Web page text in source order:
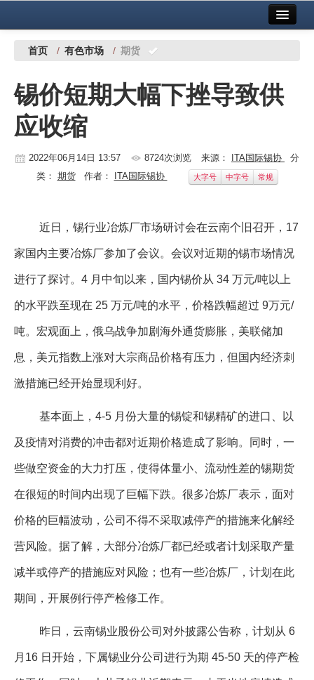
中国有色金属报社主办 广告服务
铜镍铅锌
铝
稀有稀土
地矿 建设
党建工作
企业文化
《资源再生》杂志
行情报价
数字报
首页 / 有色市场 / 期货
锡价短期大幅下挫导致供
应收缩
2022年06月14日 13:57 8724次浏览 来源： ITA国际锡协
分
类： 期货作者： ITA国际锡协 大字号 中字号 常规
近日，锡行业冶炼厂市场研讨会在云南个旧召开，17
家国内主要冶炼厂参加了会议。会议对近期的锡市场情况
进行了探讨。4 月中旬以来，国内锡价从 34 万元/吨以上
的水平跌至现在 25 万元/吨的水平，价格跌幅超过 9万元/
吨。宏观面上，俄乌战争加剧海外通货膨胀，美联储加
息，美元指数上涨对大宗商品价格有压力，但国内经济刺
激措施已经开始显现利好。
基本面上，4-5 月份大量的锡锭和锡精矿的进口、以
及疫情对消费的冲击都对近期价格造成了影响。同时，一
些做空资金的大力打压，使得体量小、流动性差的锡期货
在很短的时间内出现了巨幅下跌。很多冶炼厂表示，面对
价格的巨幅波动，公司不得不采取减停产的措施来化解经
营风险。据了解，大部分冶炼厂都已经或者计划采取产量
减半或停产的措施应对风险；也有一些冶炼厂，计划在此
期间，开展例行停产检修工作。
昨日，云南锡业股份公司对外披露公告称，计划从 6
月16 日开始，下属锡业分公司进行为期 45-50 天的停产检